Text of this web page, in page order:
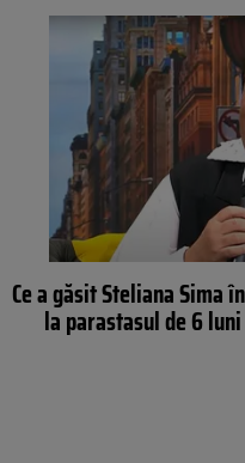
Ce a găsit Steliana Sima
la parastasul de 6